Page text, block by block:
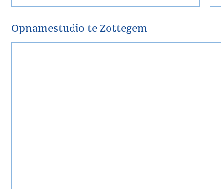
Opnamestudio te Zottegem